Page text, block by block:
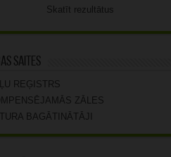
Skatīt rezultātus
saites
REĢISTRS
ZĀLES
BAGĀTINĀTĀJI